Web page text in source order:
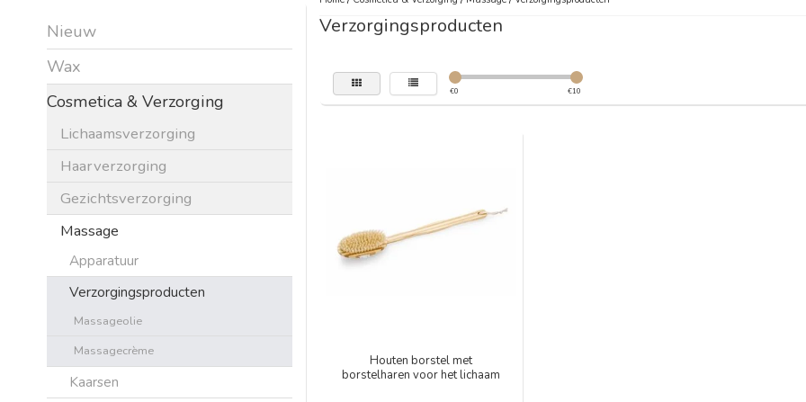
Nieuw
Wax
Cosmetica & Verzorging
Lichaamsverzorging
Haarverzorging
Gezichtsverzorging
Massage
Apparatuur
Verzorgingsproducten
Massageolie
Massagecrème
Kaarsen
Verzorgingsproducten
€0 €10
Houten borstel met
borstelharen voor het lichaam